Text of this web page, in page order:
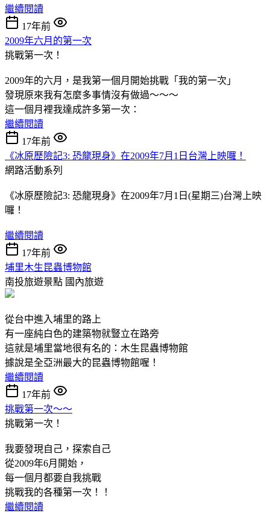
繼續閱讀
17年前
2009年六月的第一次
挑戰第一次！
2009年的六月，是我第一個月開始挑戰「我的第一次」
發現原來我有怎麼多事情沒有做過～～～
這一個月裡我達成許多第一次：
繼續閱讀
17年前
《冰原歷險記3: 恐龍現身》在2009年7月1日台灣上映囉！
網路活動系列
《冰原歷險記3: 恐龍現身》在2009年7月1日(星期三)台灣上映
囉！
繼續閱讀
17年前
埔里木生昆蟲博物館
南投旅遊景點 國內旅遊
從台中進入埔里的路上
有一座純白色的建築物就豎立在路旁
這就是埔里當地很有名的：木生昆蟲博物館
據說是全亞洲最大的昆蟲博物館喔！
繼續閱讀
17年前
挑戰第一次～～
挑戰第一次！
我要發現自己，探索自己
從2009年6月開始，
每一個月都要自我挑戰
挑戰我的各種第一次！！
繼續閱讀